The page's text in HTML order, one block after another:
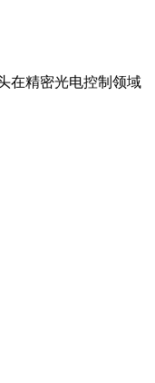
在精密光电控制领域